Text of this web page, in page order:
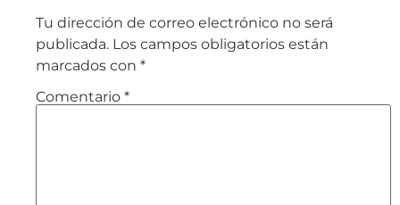
Tu dirección de correo electrónico no será
publicada. Los campos obligatorios están
marcados con *
Comentario *